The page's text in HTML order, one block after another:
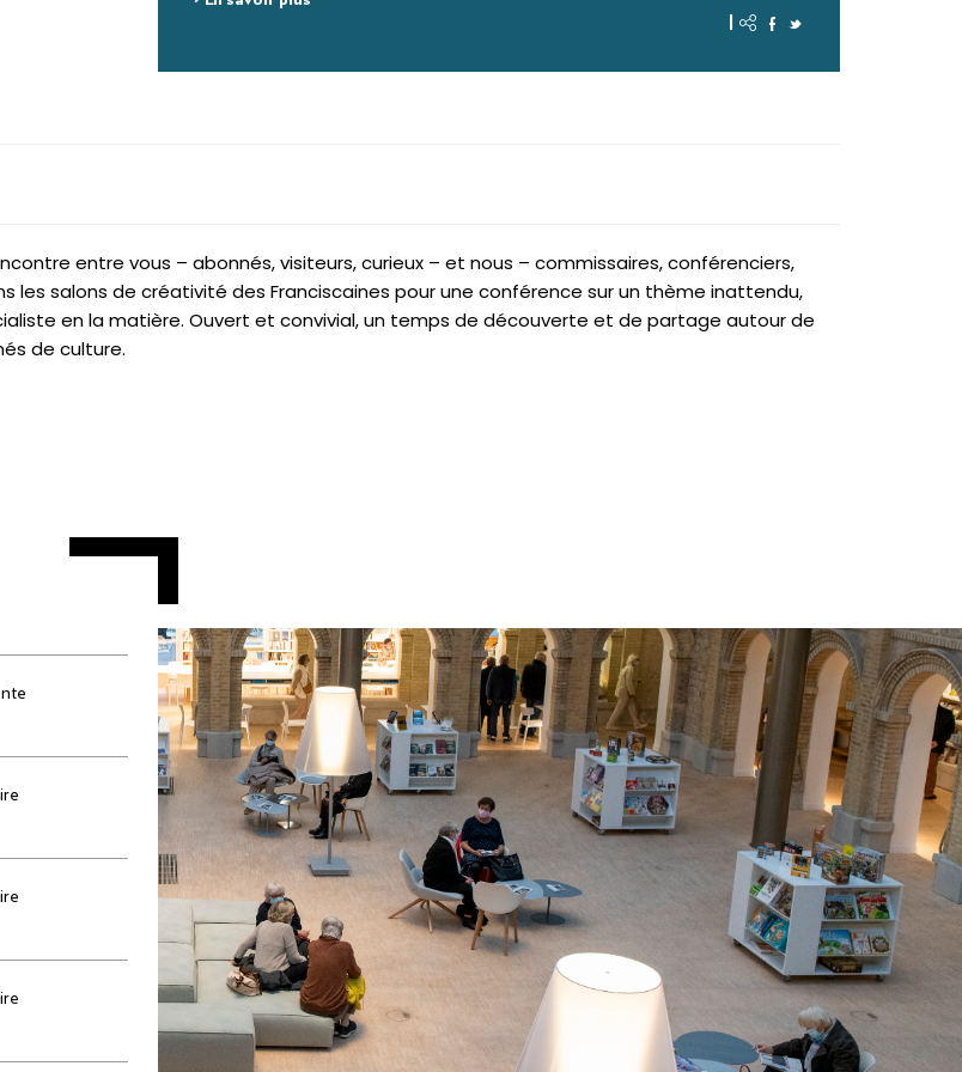
entre vous – abonnés, visiteurs, curieux – et nous – commissaires, conférenciers,
les salons de créativité des Franciscaines pour une conférence sur un thème inattendu,
en la matière. Ouvert et convivial, un temps de découverte et de partage autour de
de culture.